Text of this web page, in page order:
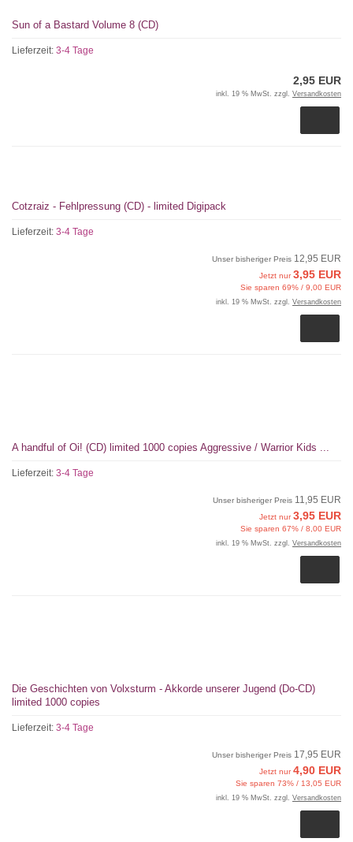
Sun of a Bastard Volume 8 (CD)
Lieferzeit: 3-4 Tage
2,95 EUR
inkl. 19 % MwSt. zzgl. Versandkosten
Cotzraiz - Fehlpressung (CD) - limited Digipack
Lieferzeit: 3-4 Tage
Unser bisheriger Preis 12,95 EUR
Jetzt nur3,95 EUR
Sie sparen 69% / 9,00 EUR
inkl. 19 % MwSt. zzgl. Versandkosten
A handful of Oi! (CD) limited 1000 copies Aggressive / Warrior Kids ...
Lieferzeit: 3-4 Tage
Unser bisheriger Preis 11,95 EUR
Jetzt nur3,95 EUR
Sie sparen 67% / 8,00 EUR
inkl. 19 % MwSt. zzgl. Versandkosten
Die Geschichten von Volxsturm - Akkorde unserer Jugend (Do-CD)
limited 1000 copies
Lieferzeit: 3-4 Tage
Unser bisheriger Preis 17,95 EUR
Jetzt nur4,90 EUR
Sie sparen 73% / 13,05 EUR
inkl. 19 % MwSt. zzgl. Versandkosten